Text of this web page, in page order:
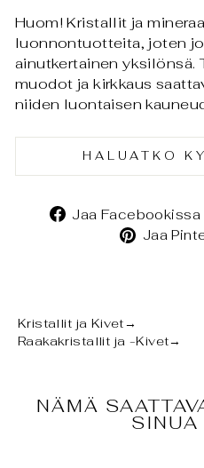
Huom! Kristallit ja
luonnontuotteita, joten
ainutkertainen yksilönsä.
muodot ja kirkkaus
niiden luontaisen
HALUATKO
Jaa Facebookissa
Jaa
Kristallit ja Kivet→
Raakakristallit ja -Kivet→
NÄMÄ
SINUA